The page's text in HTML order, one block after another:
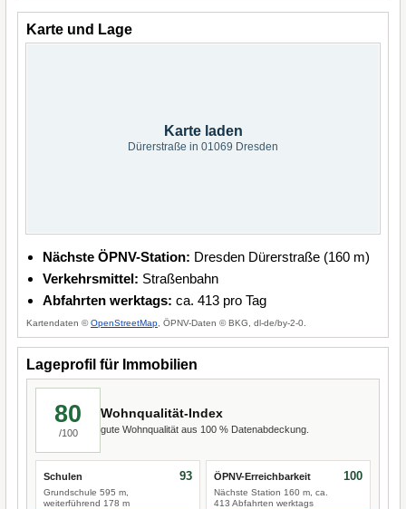
Karte und Lage
Karte laden
Dürerstraße in 01069 Dresden
Nächste ÖPNV-Station: Dresden Dürerstraße (160 m)
Verkehrsmittel: Straßenbahn
Abfahrten werktags: ca. 413 pro Tag
Kartendaten ©OpenStreetMap , ÖPNV-Daten © BKG, dl-de/by-2-0.
Lageprofil für Immobilien
80
/100
Wohnqualität-Index
gute Wohnqualität aus 100 % Datenabdeckung.
Schulen
Grundschule 595 m,
weiterführend 178 m
93 ÖPNV-Erreichbarkeit
Nächste Station 160 m, ca.
413 Abfahrten werktags
100